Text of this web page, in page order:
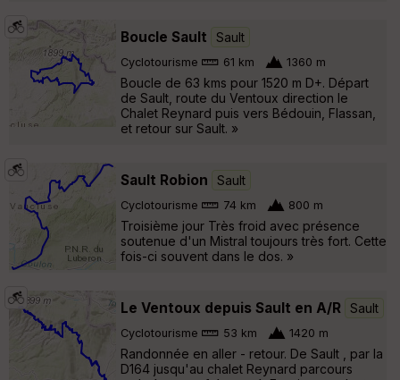
Boucle Sault Sault
Cyclotourisme 61 km 1360 m
Boucle de 63 kms pour 1520 m D+. Départ
de Sault, route du Ventoux direction le
Chalet Reynard puis vers Bédouin, Flassan,
et retour sur Sault. »
Sault Robion Sault
Cyclotourisme 74 km 800 m
Troisième jour Très froid avec présence
soutenue d'un Mistral toujours très fort. Cette
fois-ci souvent dans le dos. »
Le Ventoux depuis Sault en A/R Sault
Cyclotourisme 53 km 1420 m
Randonnée en aller - retour. De Sault , par la
D164 jusqu'au chalet Reynard parcours